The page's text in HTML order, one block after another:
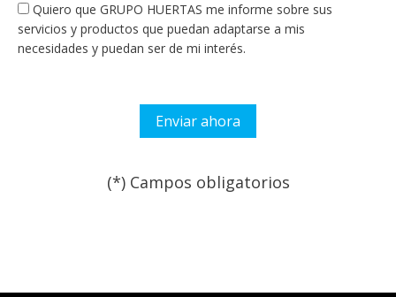
Quiero que GRUPO HUERTAS me informe sobre sus
servicios y productos que puedan adaptarse a mis
necesidades y puedan ser de mi interés.
(*) Campos obligatorios